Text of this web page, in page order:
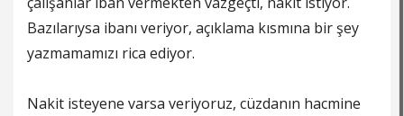
Bazılarıysa ibanı veriyor, açıklama kısmına bir şey
yazmamamızı rica ediyor.
Nakit isteyene varsa veriyoruz, cüzdanın hacmine